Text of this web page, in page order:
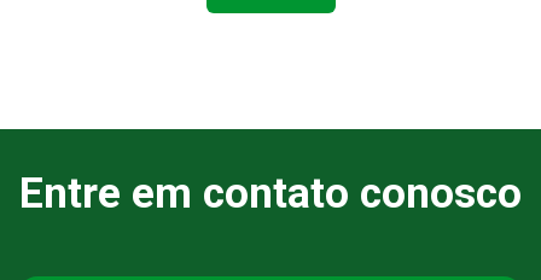
Entre em contato conosco